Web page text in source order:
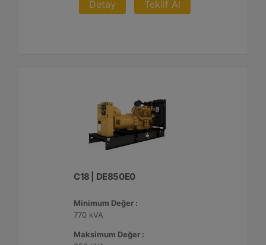
Detay Teklif Al
C18 | DE850E0
Minimum Değer :
770 kVA
Maksimum Değer :